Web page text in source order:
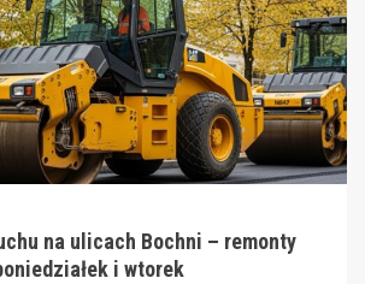
na ulicach Bochni – remonty
i wtorek